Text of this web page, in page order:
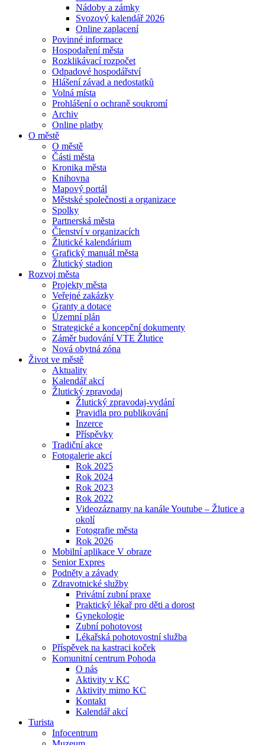
Nádoby a zámky
Svozový kalendář 2026
Online zaplacení
Povinné informace
Hospodaření města
Rozklikávací rozpočet
Odpadové hospodářství
Hlášení závad a nedostatků
Volná místa
Prohlášení o ochraně soukromí
Archiv
Online platby
O městě
O městě
Části města
Kronika města
Knihovna
Mapový portál
Městské společnosti a organizace
Spolky
Partnerská města
Členství v organizacích
Žlutické kalendárium
Grafický manuál města
Žlutický stadion
Rozvoj města
Projekty města
Veřejné zakázky
Granty a dotace
Územní plán
Strategické a koncepční dokumenty
Záměr budování VTE Žlutice
Nová obytná zóna
Život ve městě
Aktuality
Kalendář akcí
Žlutický zpravodaj
Žlutický zpravodaj-vydání
Pravidla pro publikování
Inzerce
Příspěvky
Tradiční akce
Fotogalerie akcí
Rok 2025
Rok 2024
Rok 2023
Rok 2022
Videozáznamy na kanále Youtube – Žlutice a
okolí
Fotografie města
Rok 2026
Mobilní aplikace V obraze
Senior Expres
Podněty a závady
Zdravotnické služby
Privátní zubní praxe
Praktický lékař pro děti a dorost
Gynekologie
Zubní pohotovost
Lékařská pohotovostní služba
Příspěvek na kastraci koček
Komunitní centrum Pohoda
O nás
Aktivity v KC
Aktivity mimo KC
Kontakt
Kalendář akcí
Turista
Infocentrum